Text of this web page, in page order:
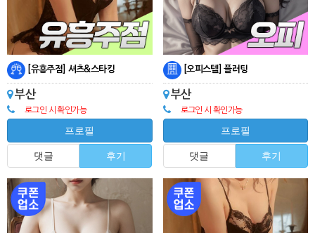
[유흥주점] 셔츠&스타킹
부산
로그인 시 확인가능
프로필
댓글 후기
[오피스텔] 플러팅
부산
로그인 시 확인가능
프로필
댓글 후기